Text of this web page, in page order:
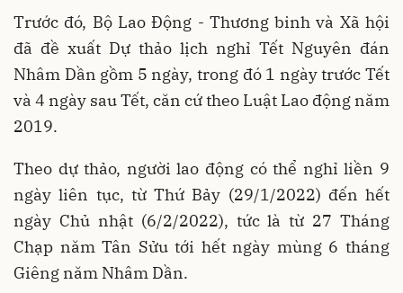
Trước đó, Bộ Lao Động - Thương binh và Xã hội
đã đề xuất Dự thảo lịch nghỉ Tết Nguyên đán
Nhâm Dần gồm 5 ngày, trong đó 1 ngày trước Tết
và 4 ngày sau Tết, căn cứ theo Luật Lao động năm
2019.
Theo dự thảo, người lao động có thể nghỉ liền 9
ngày liên tục, từ Thứ Bảy (29/1/2022) đến hết
ngày Chủ nhật (6/2/2022), tức là từ 27 Tháng
Chạp năm Tân Sửu tới hết ngày mùng 6 tháng
Giêng năm Nhâm Dần.